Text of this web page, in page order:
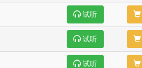
试听
试听
试听